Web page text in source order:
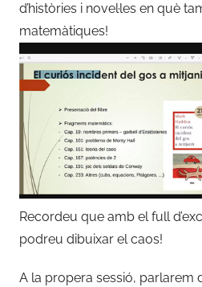
m
n
d’històries i novel·les en què
matemàtiques!
Recordeu que amb el full
podreu dibuixar el caos!
A la propera sessió, parlarem